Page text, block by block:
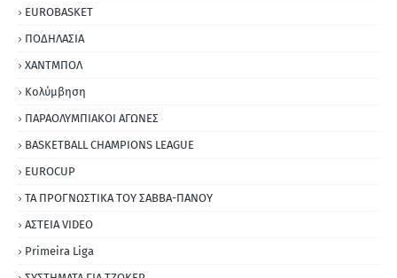
EUROBASKET
ΠΟΔΗΛΑΣΙΑ
ΧΑΝΤΜΠΟΛ
Κολύμβηση
ΠΑΡΑΟΛΥΜΠΙΑΚΟΙ ΑΓΩΝΕΣ
BASKETBALL CHAMPIONS LEAGUE
EUROCUP
ΤΑ ΠΡΟΓΝΩΣΤΙΚΑ ΤΟΥ ΣΑΒΒΑ-ΠΑΝΟΥ
ΑΣΤΕΙΑ VIDEO
Primeira Liga